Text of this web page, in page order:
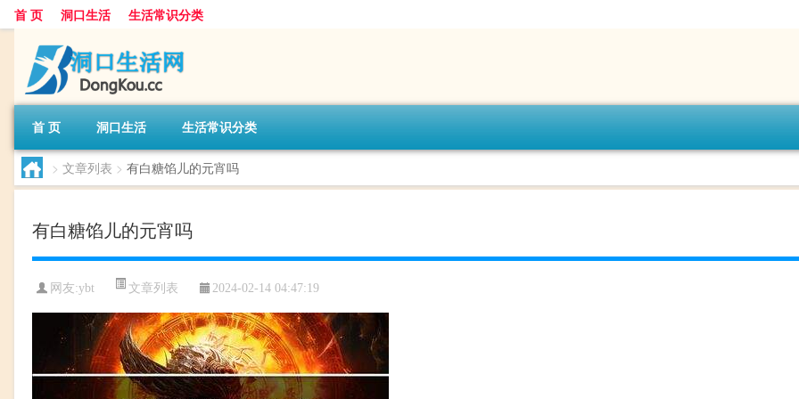
首 页 洞口生活 生活常识分类
首 页 洞口生活 生活常识分类
> 文章列表 > 有白糖馅儿的元宵吗
有白糖馅儿的元宵吗
网友:ybt 文章列表 2024-02-14 04:47:19